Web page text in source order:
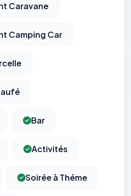
Caravane
Camping Car
Bar
Activités
Soirée à Théme